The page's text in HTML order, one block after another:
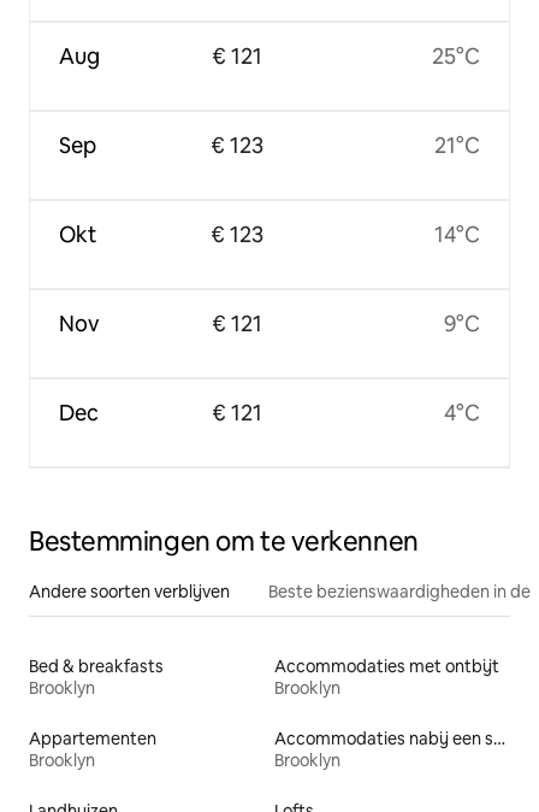
Aug
Sep
Okt
Nov
Dec
€ 121
€ 123
€ 123
€ 121
€ 121
25°C
21°C
14°C
9°C
4°C
Bestemmingen om te verkennen
Andere soorten verblijven Beste bezienswaardigheden in de
Bed & breakfasts
Brooklyn
Accommodaties met ontbijt
Brooklyn
Appartementen
Brooklyn
Accommodaties nabij een strand
Brooklyn